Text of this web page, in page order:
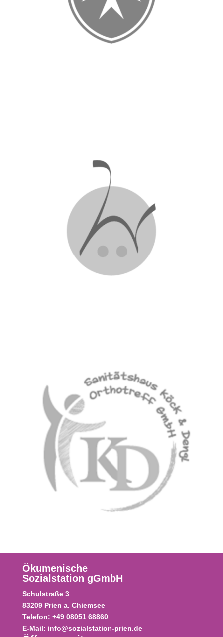
Ökumenische
Sozialstation gGmbH
Schulstraße 3
83209 Prien a. Chiemsee
Telefon: +49 08051 68860
E-Mail: info@sozialstation-prien.de